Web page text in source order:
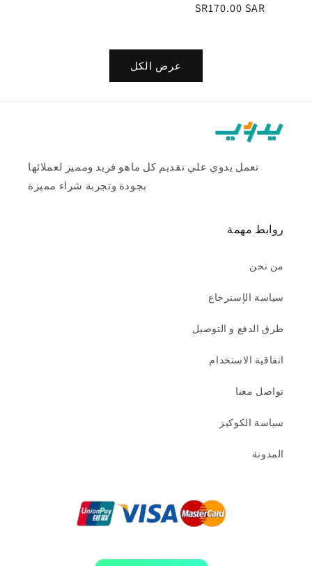
السعر
SR170.00 SAR
عرض الكل
تعمل يدوي علي تقديم كل ماهو فريد ومميز لعملائها
بجودة وتجربة شراء مميزة
روابط مهمة
من نحن
سياسة الإسترجاع
طرق الدفع و التوصيل
اتفاقية الاستخدام
تواصل معنا
سياسة الكوكيز
المدونة